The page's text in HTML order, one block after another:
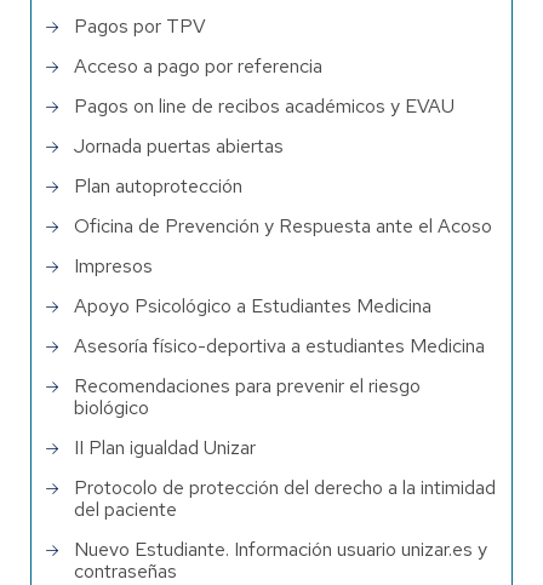
Pagos por TPV
Acceso a pago por referencia
Pagos on line de recibos académicos y EVAU
Jornada puertas abiertas
Plan autoprotección
Oficina de Prevención y Respuesta ante el Acoso
Impresos
Apoyo Psicológico a Estudiantes Medicina
Asesoría físico-deportiva a estudiantes Medicina
Recomendaciones para prevenir el riesgo
biológico
II Plan igualdad Unizar
Protocolo de protección del derecho a la intimidad
del paciente
Nuevo Estudiante. Información usuario unizar.es y
contraseñas